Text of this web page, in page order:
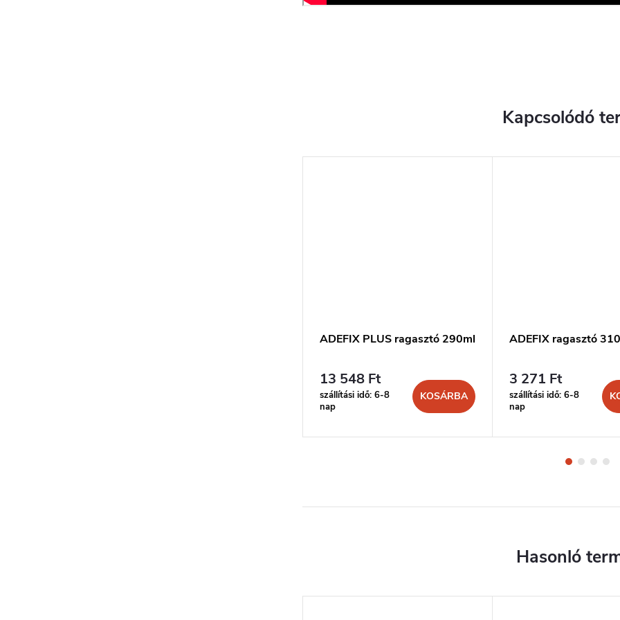
Kapcsolódó
ADEFIX PLUS ragasztó 290ml
13 548 Ft
szállítási idő: 6-8
nap
KOSÁRBA
ADEFIX ragasztó
3 271 Ft
szállítási idő: 6-8
nap